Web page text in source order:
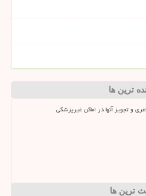
ترین ها
و تجویز آنها در اماکن غیرپزشکی
ترین ها